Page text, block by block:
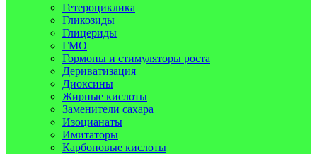
Гетероциклика
Гликозиды
Глицериды
ГМО
Гормоны и стимуляторы роста
Дериватизация
Диоксины
Жирные кислоты
Заменители сахара
Изоцианаты
Имитаторы
Карбоновые кислоты